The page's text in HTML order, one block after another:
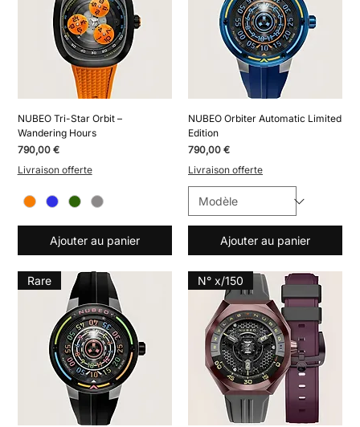
NUBEO Tri-Star Orbit –
Wandering Hours
Prix
790,00 €
Livraison offerte
Ajouter au panier
NUBEO Orbiter Automatic Limited
Edition
Prix
790,00 €
Livraison offerte
Ajouter au panier
Rare N° x/150